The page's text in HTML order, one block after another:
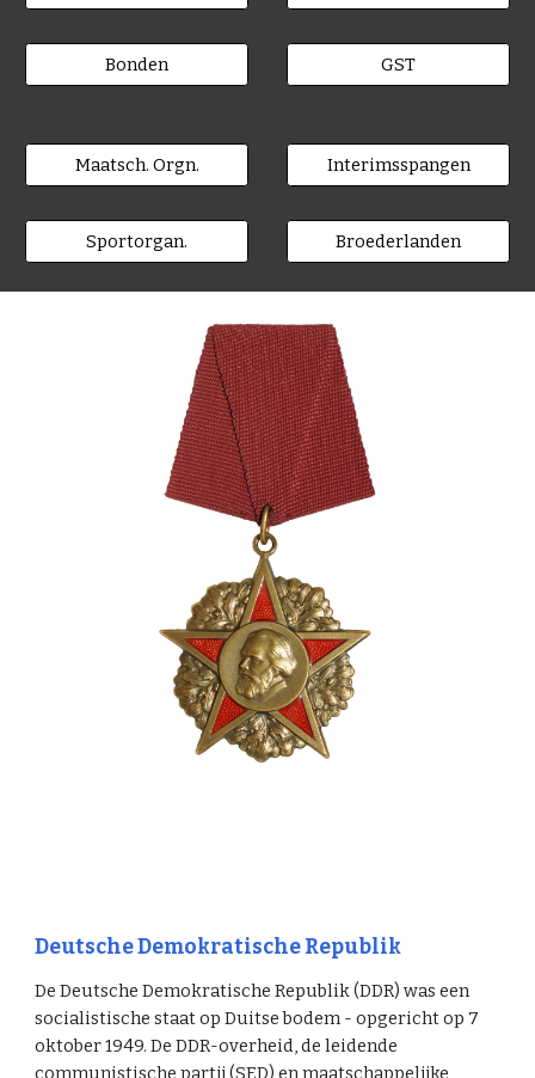
Bonden GST
Maatsch. Orgn.
Sportorgan.
Interimsspangen
Broederlanden
Deutsche Demokratische Republik
De Deutsche Demokratische Republik (DDR) was een
socialistische staat op Duitse bodem - opgericht op 7
oktober 1949. De DDR-overheid, de leidende
communistische partij (SED) en maatschappelijke